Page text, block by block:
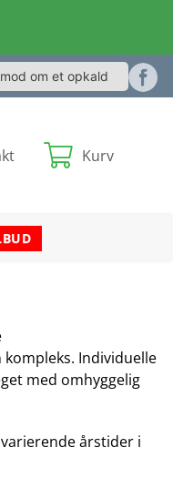
om et opkald
Kurv
Individuelle
med omhyggelig
årstider i